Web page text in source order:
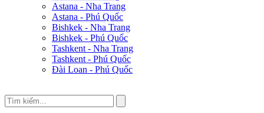
Astana - Nha Trang
Astana - Phú Quốc
Bishkek - Nha Trang
Bishkek - Phú Quốc
Tashkent - Nha Trang
Tashkent - Phú Quốc
Đài Loan - Phú Quốc